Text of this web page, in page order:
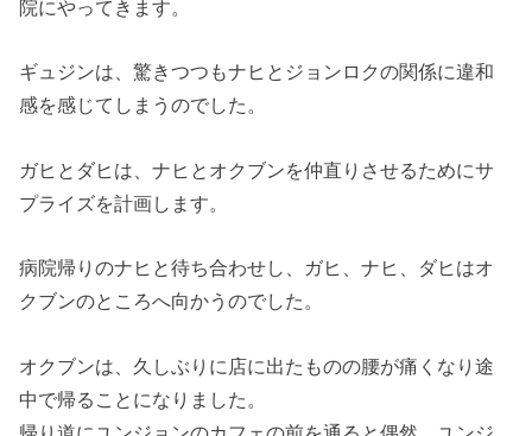
院にやってきます。
ギュジンは、驚きつつもナヒとジョンロクの関係に違和
感を感じてしまうのでした。
ガヒとダヒは、ナヒとオクブンを仲直りさせるためにサ
プライズを計画します。
病院帰りのナヒと待ち合わせし、ガヒ、ナヒ、 ダヒはオ
クブンのところへ向かうのでした。
オクブンは、 久しぶりに店に出たものの腰が痛くなり途
中で帰ることになりまし た。